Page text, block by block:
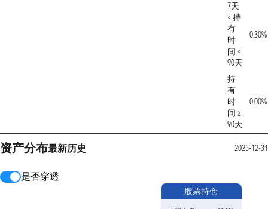
7天
≤ 持
有
时
间 <
90天
0.30%
持
有
时
间 ≥
90天
0.00%
资产分布最新历史 2025-12-31
是否穿透
股票持仓